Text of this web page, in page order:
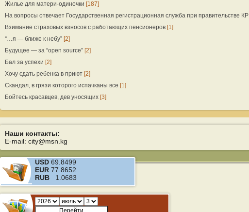
Жилье для матери-одиночки [187]
На вопросы отвечает Государственная регистрационная служба при правительстве КР
Взимание страховых взносов с работающих пенсионеров [1]
“…я — ближе к небу” [2]
Будущее — за “open source” [2]
Бал за успехи [2]
Хочу сдать ребенка в приют [2]
Скандал, в грязи которого испачканы все [1]
Бойтесь красавцев, дев уносящих [3]
Наши контакты:
E-mail: city@msn.kg
USD 69.8499
EUR 77.8652
RUB 1.0683